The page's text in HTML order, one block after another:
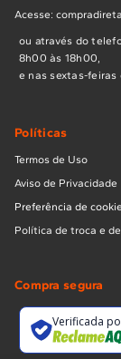
Acesse:
ou através do
8h00 às 18h00,
e nas sextas-feiras
Políticas
Termos de Uso
Aviso de Privacidade
Preferência de
Política de troca e
Compra segura
Verificada